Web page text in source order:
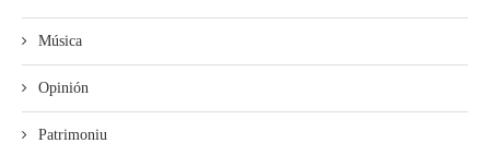
Música
Opinión
Patrimoniu